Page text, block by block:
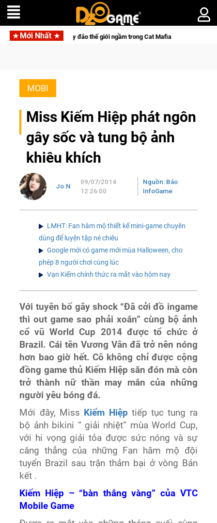
Mới Nhất
giới ngầm trong Cat Mafia Trang bị của game thủ
MOBI
Miss Kiếm Hiệp phát ngôn
gây sốc và tung bộ ảnh
khiêu khích
Jo.N
09/07/2014
12:26:00
Nguồn: Báo
InfoGame
LMHT: Fan hâm mộ thiết kế mini-game chuyên
dùng để luyện tập né chiêu
Google mới có game mới mùa Halloween, cho
phép 8 người chơi cùng lúc
Vạn Kiếm chính thức ra mắt vào hôm nay
Với tuyên bố gây shock “Đã cởi đồ ingame
thì out game sao phải xoắn” cùng bộ ảnh
cổ vũ World Cup 2014 được tổ chức ở
Brazil. Cái tên Vương Vân đã trở nên nóng
hơn bao giờ hết. Cô không chỉ được cộng
đồng game thủ Kiếm Hiệp săn đón mà còn
trở thành nữ thần may mắn của những
người yêu bóng đá.
Mới đây, Miss Kiếm Hiệp tiếp tục tung ra
bộ ảnh bikini “ giải nhiệt” mùa World Cup,
với hi vọng giải tỏa được sức nóng và sự
căng thẳng của những Fan hâm mộ đội
tuyển Brazil sau trận thảm bại ở vòng Bán
kết .
Kiếm Hiệp – “bàn thắng vàng” của VTC
Mobile Game